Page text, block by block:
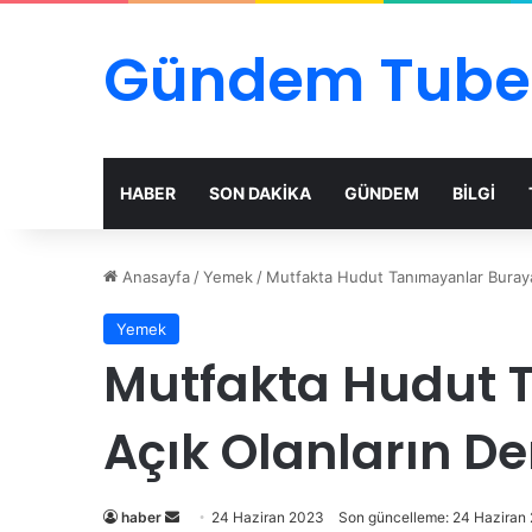
Gündem Tube
HABER SON DAKİKA GÜNDEM BİLGİ
Anasayfa /Yemek / Mutfakta Hudut Tanımayanlar
Yemek
Mutfakta Hudut
Açık Olanların
haber
Bir
24 Haziran 2023 Son güncelleme: 24 Haziran